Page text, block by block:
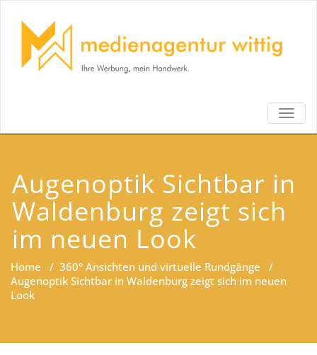
Augenoptik Sichtbar in
Waldenburg zeigt sich
im neuen Look
Home / 360° Ansichten und virtuelle Rundgänge /
Augenoptik Sichtbar in Waldenburg zeigt sich im neuen
Look